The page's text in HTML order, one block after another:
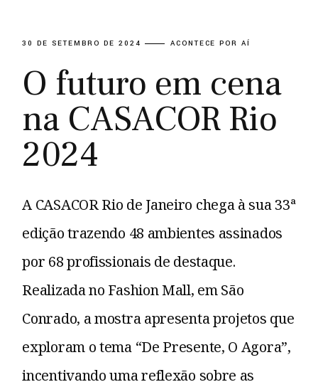
30 DE SETEMBRO DE 2024 ACONTECE POR AÍ
O futuro em cena
na CASACOR Rio
2024
A CASACOR Rio de Janeiro chega à sua 33ª
edição trazendo 48 ambientes assinados
por 68 profissionais de destaque.
Realizada no Fashion Mall, em São
Conrado, a mostra apresenta projetos que
exploram o tema “De Presente, O Agora”,
incentivando uma reflexão sobre as